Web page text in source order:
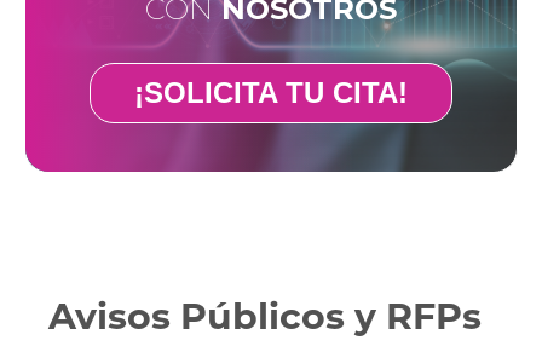
CONNOSOTROS
¡SOLICITA TU CITA!
Avisos Públicos y RFPs